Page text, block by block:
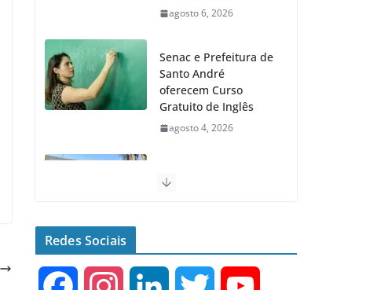
agosto 6, 2026
Senac e Prefeitura de
Santo André
oferecem Curso
Gratuito de Inglês
agosto 4, 2026
equipamentos
Moeda Pet arrecada
Redes Sociais